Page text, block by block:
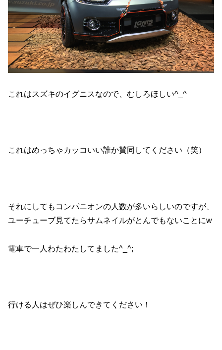
これはスズキのイグニスなので、むしろほしい^_^
これはめっちゃカッコいい誰か賛同してください（笑）
それにしてもコンパニオンの人数が多いらしいのですが、
ユーチューブ見てたらサムネイルがとんでもないことにw
電車で一人わたわたしてました^_^;
行ける人はぜひ楽しんできてください！